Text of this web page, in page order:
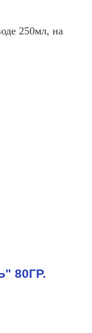
250мл, на
80ГР.